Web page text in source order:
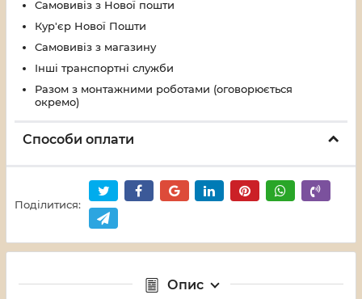
Самовивіз з Нової пошти
Кур'єр Нової Пошти
Самовивіз з магазину
Інші транспортні служби
Разом з монтажними роботами (оговорюється
окремо)
Способи оплати
Поділитися:
Опис